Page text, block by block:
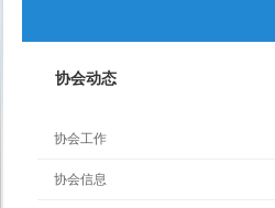
协会动态
协会工作
协会信息